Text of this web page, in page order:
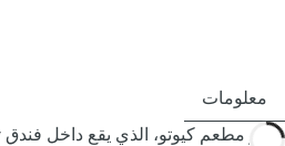
معلومات